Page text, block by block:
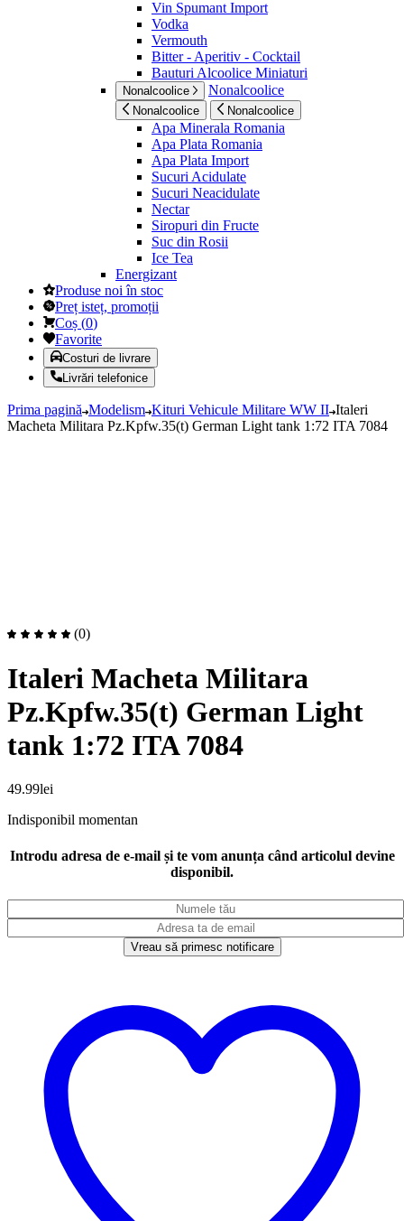
Vin Spumant Import
Vodka
Vermouth
Bitter - Aperitiv - Cocktail
Bauturi Alcoolice Miniaturi
Nonalcoolice Nonalcoolice
Nonalcoolice Nonalcoolice
Apa Minerala Romania
Apa Plata Romania
Apa Plata Import
Sucuri Acidulate
Sucuri Neacidulate
Nectar
Siropuri din Fructe
Suc din Rosii
Ice Tea
Energizant
Produse noi în stoc
Preț isteț, promoții
Coș (0)
Favorite
Costuri de livrare
Livrări telefonice
Prima pagină Modelism Kituri Vehicule Militare WW II Italeri
Macheta Militara Pz.Kpfw.35(t) German Light tank 1:72 ITA 7084
(0)
Italeri Macheta Militara
Pz.Kpfw.35(t) German Light
tank 1:72 ITA 7084
49.99lei
Indisponibil momentan
Introdu adresa de e-mail și te vom anunța când articolul devine
disponibil.
Vreau să primesc notificare